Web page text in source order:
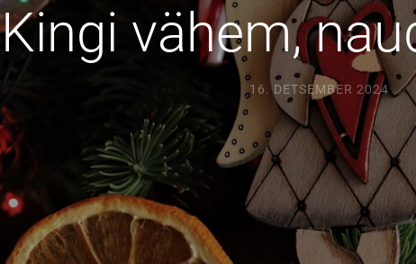
Kingi vähem,
16. DETSEMBER 2024